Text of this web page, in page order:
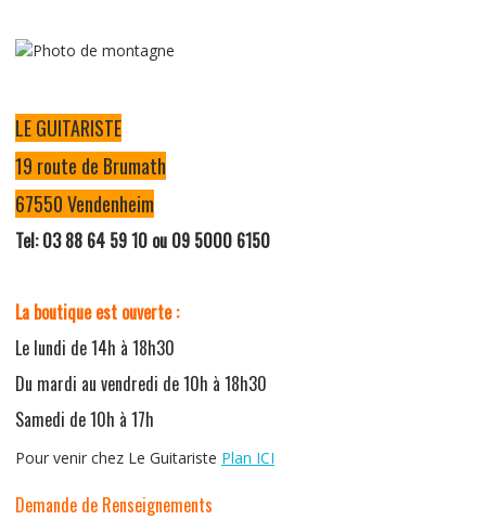
LE GUITARISTE
19 route de Brumath
67550 Vendenheim
Tel: 03 88 64 59 10 ou 09 5000 6150
La boutique est ouverte :
Le lundi de 14h à 18h30
Du mardi au vendredi de 10h à 18h30
Samedi de 10h à 17h
Pour venir chez Le Guitariste Plan ICI
Demande de Renseignements